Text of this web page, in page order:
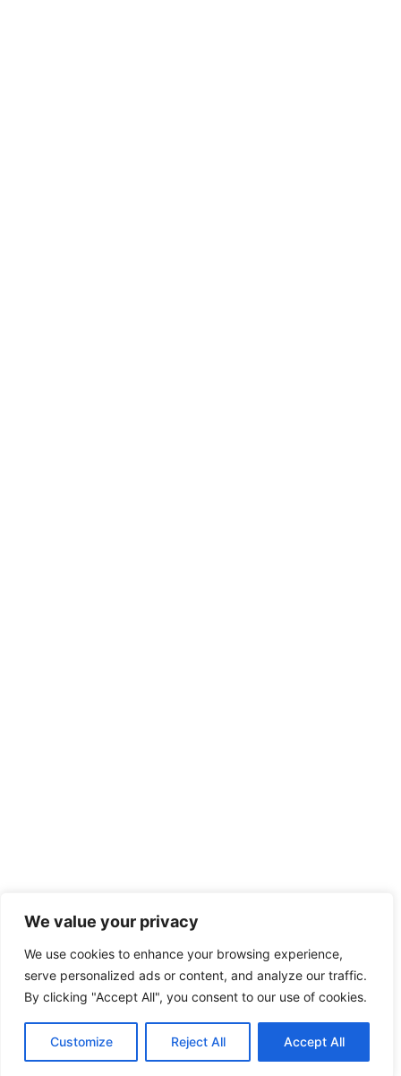
We value your privacy
We use cookies to enhance your browsing experience,
serve personalized ads or content, and analyze our traffic.
By clicking "Accept All", you consent to our use of cookies.
Customize Reject All Accept All